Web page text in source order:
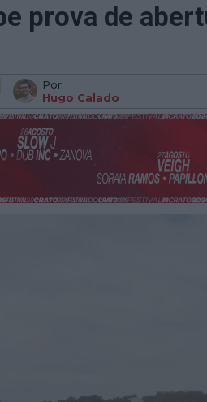
prova de
Por:
Hugo Calado